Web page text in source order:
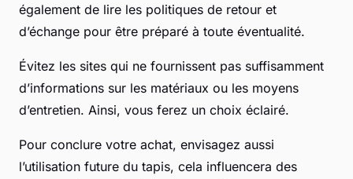
également de lire les politiques de retour et
d’échange pour être préparé à toute éventualité.
Évitez les sites qui ne fournissent pas suffisamment
d’informations sur les matériaux ou les moyens
d’entretien. Ainsi, vous ferez un choix éclairé.
Pour conclure votre achat, envisagez aussi
l’utilisation future du tapis, cela influencera des